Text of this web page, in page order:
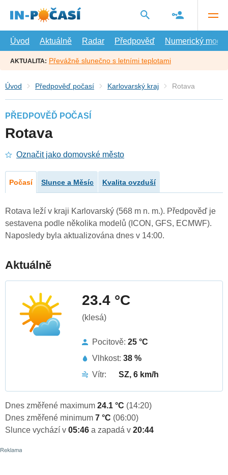
hlavní
Úvod
Aktuálně Radar Předpověď Numerický model
AKTUALITA: Převážně slunečno s letními teplotami
Úvod Předpověď počasí Karlovarský kraj Rotava
PŘEDPOVĚĎ POČASÍ
Rotava
Označit jako domovské město
Počasí Slunce a Měsíc Kvalita ovzduší
Rotava leží v kraji Karlovarský (568 m n. m.). Předpověď je
sestavena podle několika modelů (ICON, GFS, ECMWF).
Naposledy byla aktualizována dnes v 14:00.
Aktuálně
23.4 °C
(klesá)
Pocitově: 25 °C
Vlhkost: 38 %
Vítr:
SZ, 6 km/h
Dnes změřené maximum 24.1 °C (14:20)
Dnes změřené minimum 7 °C (06:00)
Slunce vychází v 05:46 a zapadá v 20:44